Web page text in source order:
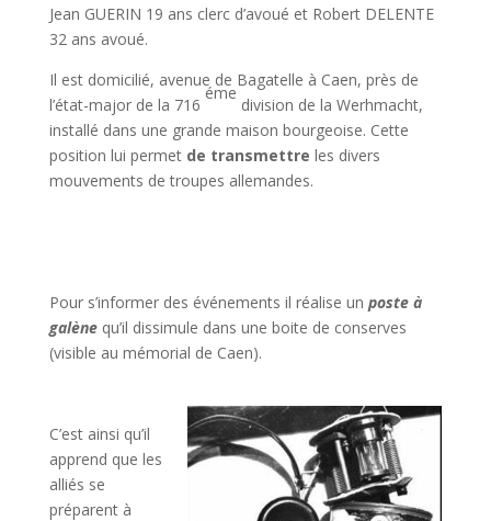
Jean GUERIN 19 ans clerc d’avoué et Robert DELENTE
32 ans avoué.
Il est domicilié, avenue de Bagatelle à Caen, près de
l’état-major de la 716
éme
division de la Werhmacht,
installé dans une grande maison bourgeoise. Cette
position lui permet de transmettre les divers
mouvements de troupes allemandes.
Pour s’informer des événements il réalise un poste à
galènequ’il dissimule dans une boite de conserves
(visible au mémorial de Caen).
C’est ainsi qu’il
apprend que les
alliés se
préparent à